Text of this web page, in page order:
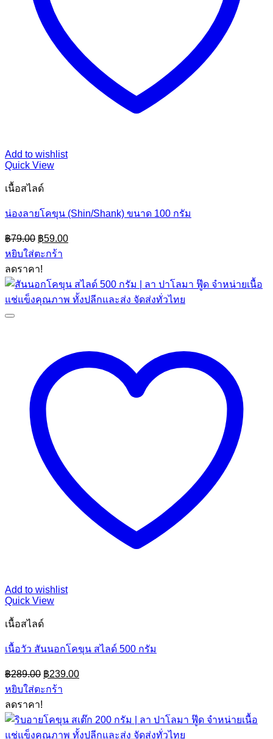
Add to wishlist
Quick View
เนื้อสไลด์
น่องลายโคขุน (Shin/Shank) ขนาด 100 กรัม
฿79.00 Original
price
was:
฿79.00.
฿59.00Current
price
หยิบใส่ตะกร้า
ลดราคา!
Add to wishlist
Quick View
เนื้อสไลด์
เนื้อวัว สันนอกโคขุน สไลด์ 500 กรัม
฿289.00 Original
price
was:
฿239.00Current
price
หยิบใส่ตะกร้า
ลดราคา!